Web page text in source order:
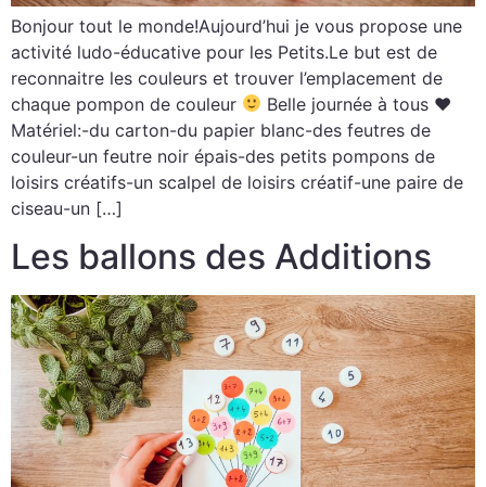
Bonjour tout le monde!Aujourd’hui je vous propose une
activité ludo-éducative pour les Petits.Le but est de
reconnaitre les couleurs et trouver l’emplacement de
chaque pompon de couleur
Belle journée à tous ♥
Matériel:-du carton-du papier blanc-des feutres de
couleur-un feutre noir épais-des petits pompons de
loisirs créatifs-un scalpel de loisirs créatif-une paire de
ciseau-un […]
Les ballons des Additions